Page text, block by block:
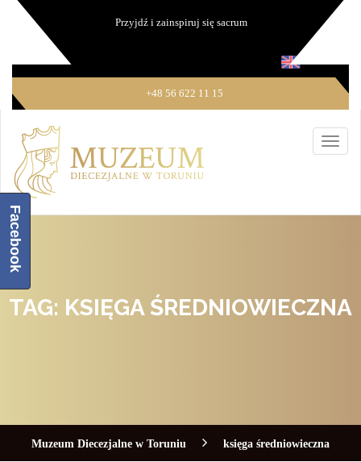
Przyjdź i zainspiruj się sacrum
+48 56 622 11 15
TAG: KSIĘGA ŚREDNIOWIECZNA
Muzeum Diecezjalne w Toruniu księga średniowieczna
Facebook